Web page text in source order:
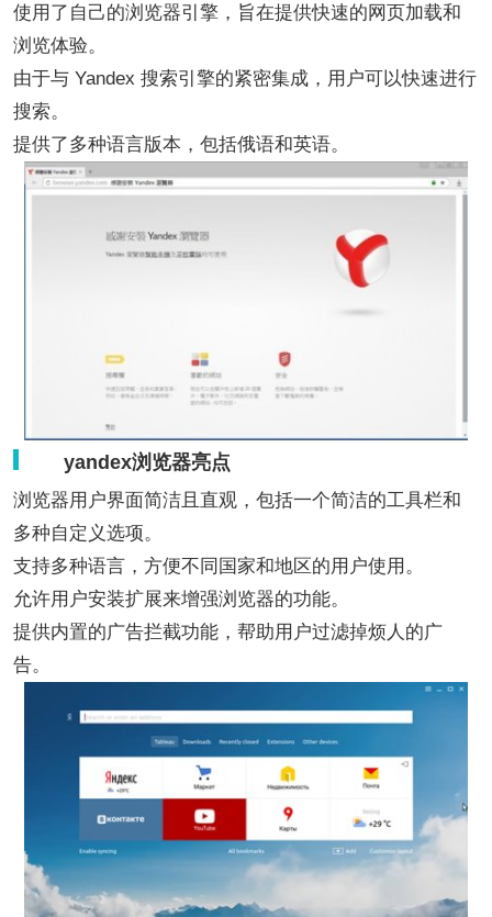
使用了自己的浏览器引擎，旨在提供快速的网页加载和
浏览体验。
由于与 Yandex 搜索引擎的紧密集成，用户可以快速进行
搜索。
提供了多种语言版本，包括俄语和英语。
yandex浏览器亮点
浏览器用户界面简洁且直观，包括一个简洁的工具栏和
多种自定义选项。
支持多种语言，方便不同国家和地区的用户使用。
允许用户安装扩展来增强浏览器的功能。
提供内置的广告拦截功能，帮助用户过滤掉烦人的广
告。